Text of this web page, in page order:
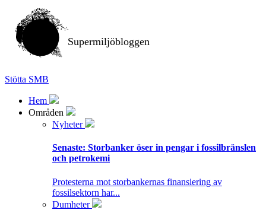
Supermiljöbloggen
Stötta SMB
Hem
Områden
Nyheter
Senaste: Storbanker öser in pengar i fossilbränslen
och petrokemi
Protesterna mot storbankernas finansiering av
fossilsektorn har...
Dumheter